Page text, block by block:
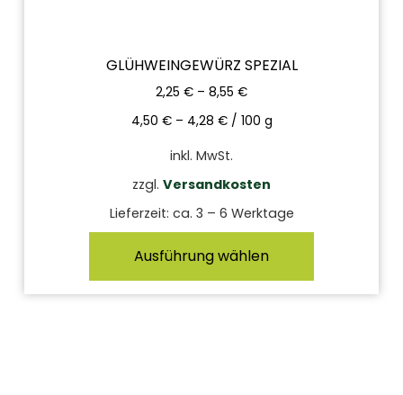
GLÜHWEINGEWÜRZ SPEZIAL
2,25 € – 8,55 €
4,50 €– 4,28 €/ 100 g
inkl. MwSt.
zzgl. Versandkosten
Lieferzeit: ca. 3 – 6 Werktage
Ausführung wählen